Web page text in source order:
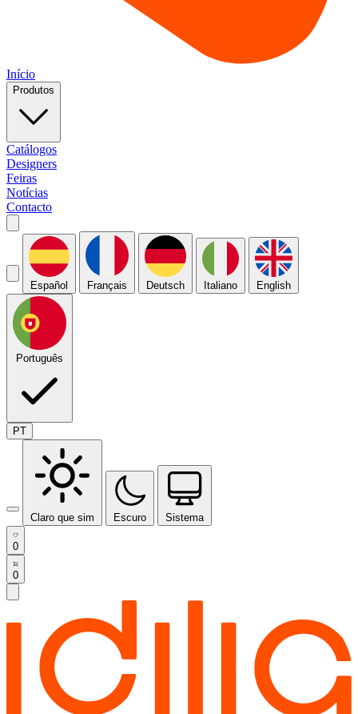
Início
Produtos
Catálogos
Designers
Feiras
Notícias
Contacto
Español Français Deutsch Italiano English
Português
PT
Claro que sim Escuro Sistema
0
0